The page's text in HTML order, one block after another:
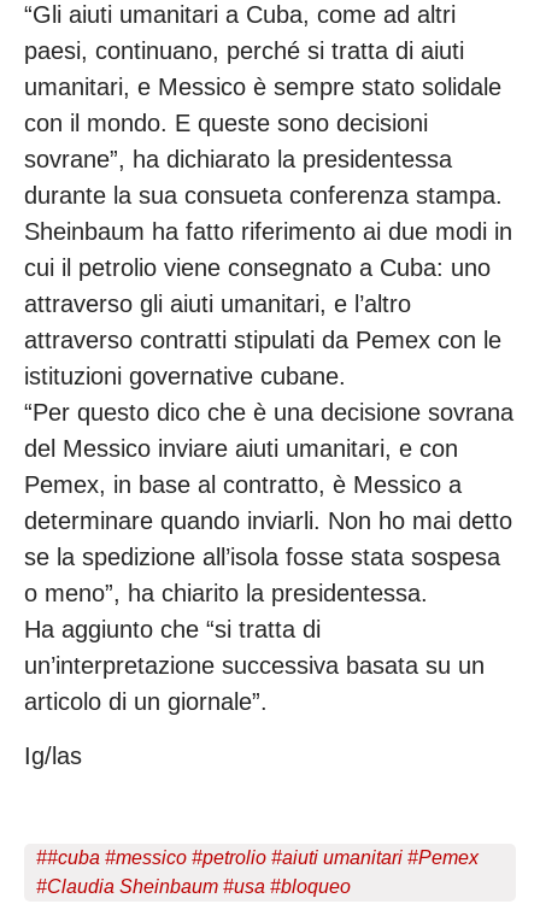
“Gli aiuti umanitari a Cuba, come ad altri
paesi, continuano, perché si tratta di aiuti
umanitari, e Messico è sempre stato solidale
con il mondo. E queste sono decisioni
sovrane”, ha dichiarato la presidentessa
durante la sua consueta conferenza stampa.
Sheinbaum ha fatto riferimento ai due modi in
cui il petrolio viene consegnato a Cuba: uno
attraverso gli aiuti umanitari, e l’altro
attraverso contratti stipulati da Pemex con le
istituzioni governative cubane.
“Per questo dico che è una decisione sovrana
del Messico inviare aiuti umanitari, e con
Pemex, in base al contratto, è Messico a
determinare quando inviarli. Non ho mai detto
se la spedizione all’isola fosse stata sospesa
o meno”, ha chiarito la presidentessa.
Ha aggiunto che “si tratta di
un’interpretazione successiva basata su un
articolo di un giornale”.
Ig/las
##cuba #messico #petrolio #aiuti umanitari #Pemex
#Claudia Sheinbaum #usa #bloqueo